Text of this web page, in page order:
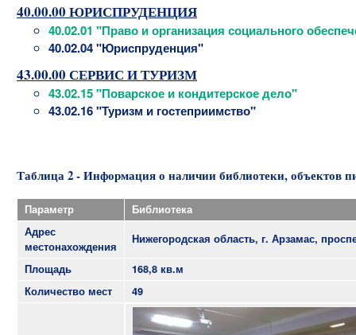
40.00.00 ЮРИСПРУДЕНЦИЯ
40.02.01 "Право и организация социального
40.02.04 "Юриспруденция"
43.00.00 СЕРВИС И ТУРИЗМ
43.02.15 "Поварское и кондитерское дело"
43.02.16 "Туризм и гостеприимство"
Таблица 2 - Информация о наличии библиотеки, объектов
Параметр
Библиотека
Адрес
местонахождения
Нижегородская область, г. Арзамас,
Площадь
168,8 кв.м
Количество мест
49